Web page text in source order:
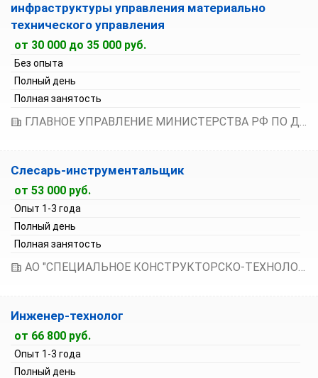
инфраструктуры управления материально
технического управления
от 30 000 до 35 000 руб.
Без опыта
Полный день
Полная занятость
ГЛАВНОЕ УПРАВЛЕНИЕ МИНИСТЕРСТВА РФ ПО ДЕЛАМ ГРАЖДАНСКОЙ ОБОРОНЫ, ЧРЕЗВЫЧАЙНЫМ СИТУАЦИЯМ И ЛИКВИДАЦИИ ПОСЛЕДСТВИЙ СТИХИЙНЫХ БЕДСТВИЙ ПО НОВГОРОДСКОЙ ОБЛАСТИ
Слесарь-инструментальщик
от 53 000 руб.
Опыт 1-3 года
Полный день
Полная занятость
АО "СПЕЦИАЛЬНОЕ КОНСТРУКТОРСКО-ТЕХНОЛОГИЧЕСКОЕ БЮРО ПО РЕЛЕЙНОЙ ТЕХНИКЕ"
Инженер-технолог
от 66 800 руб.
Опыт 1-3 года
Полный день